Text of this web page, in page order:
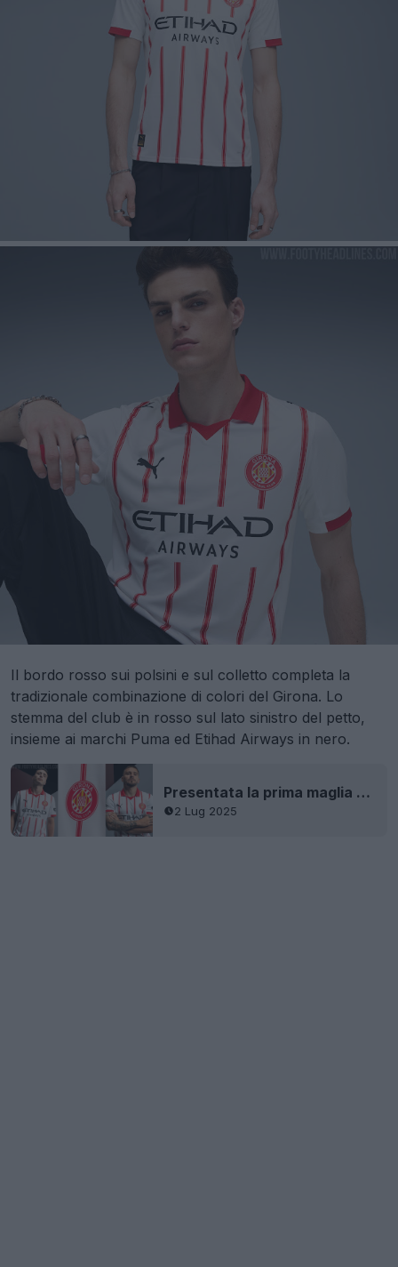
Il bordo rosso sui polsini e sul colletto completa la
tradizionale combinazione di colori del Girona. Lo
stemma del club è in rosso sul lato sinistro del petto,
insieme ai marchi Puma ed Etihad Airways in nero.
Presentata la prima maglia del Girona per la stagione 2025-2026
2 Lug 2025